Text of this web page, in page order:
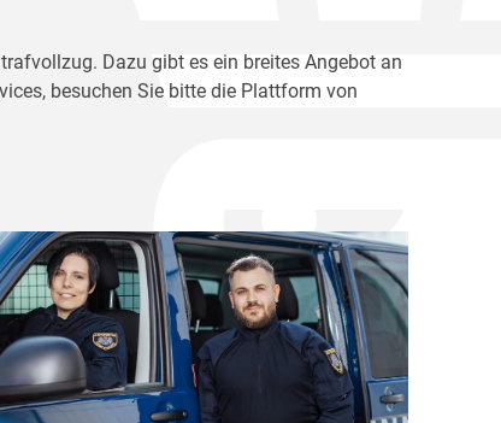
Dazu gibt es ein breites Angebot an
besuchen Sie bitte die Plattform von